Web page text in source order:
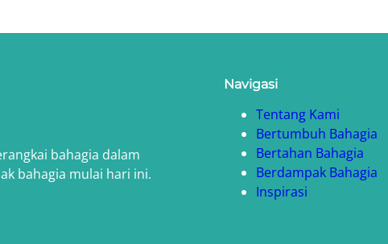
bahagia dalam
bahagia mulai hari ini.
Navigasi
Tentang Kami
Bertumbuh Bahagia
Bertahan Bahagia
Berdampak Bahagia
Inspirasi